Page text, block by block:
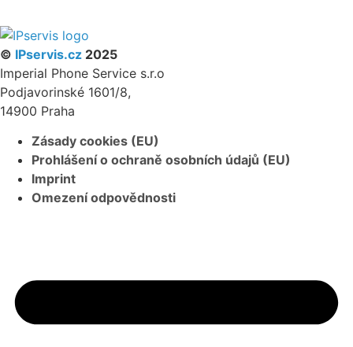
© IPservis.cz 2025
Imperial Phone Service s.r.o
Podjavorinské 1601/8,
14900 Praha
Zásady cookies (EU)
Prohlášení o ochraně osobních údajů (EU)
Imprint
Omezení odpovědnosti